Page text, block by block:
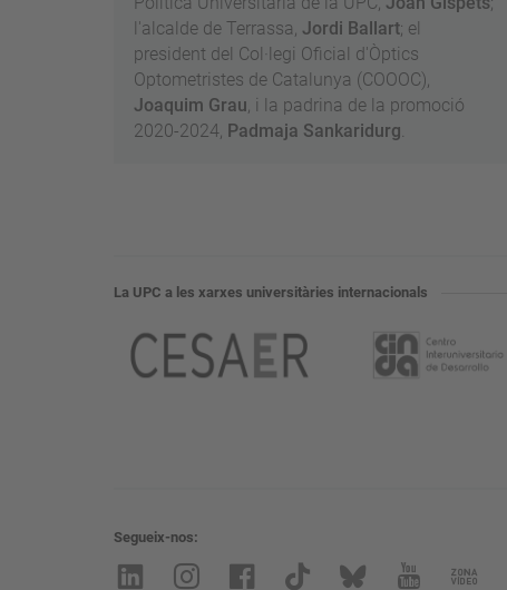
l'alcalde de Terrassa, Jordi Ballart; el
president del Col·legi Oficial d'Òptics
Optometristes de Catalunya (COOOC),
Joaquim Grau, i la padrina de la promoció
2020-2024, Padmaja Sankaridurg.
La UPC a les xarxes universitàries internacionals
Segueix-nos